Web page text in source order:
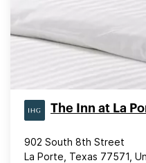
The Inn at La
902 South 8th Street
La Porte, Texas 77571,